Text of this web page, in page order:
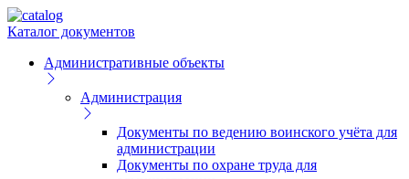
Каталог документов
Административные объекты
Администрация
Документы по ведению воинского учёта для
администрации
Документы по охране труда для